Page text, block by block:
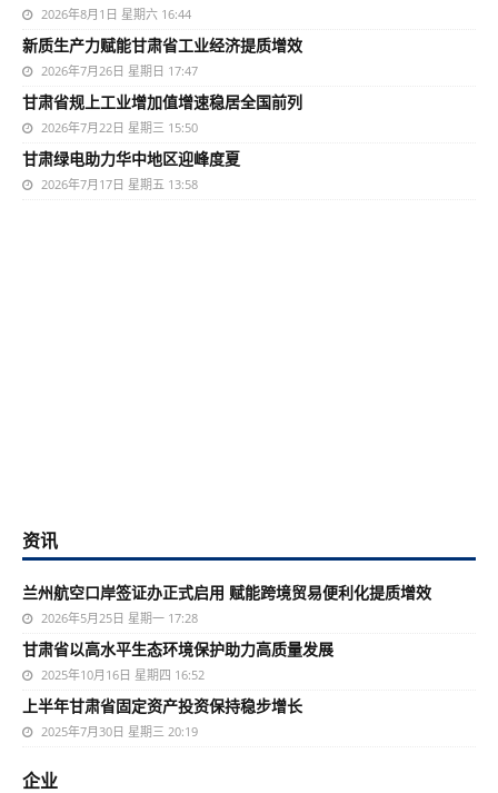
2026年8月1日 星期六 16:44
新质生产力赋能甘肃省工业经济提质增效
2026年7月26日 星期日 17:47
甘肃省规上工业增加值增速稳居全国前列
2026年7月22日 星期三 15:50
甘肃绿电助力华中地区迎峰度夏
2026年7月17日 星期五 13:58
资讯
兰州航空口岸签证办正式启用 赋能跨境贸易便利化提质增效
2026年5月25日 星期一 17:28
甘肃省以高水平生态环境保护助力高质量发展
2025年10月16日 星期四 16:52
上半年甘肃省固定资产投资保持稳步增长
2025年7月30日 星期三 20:19
企业